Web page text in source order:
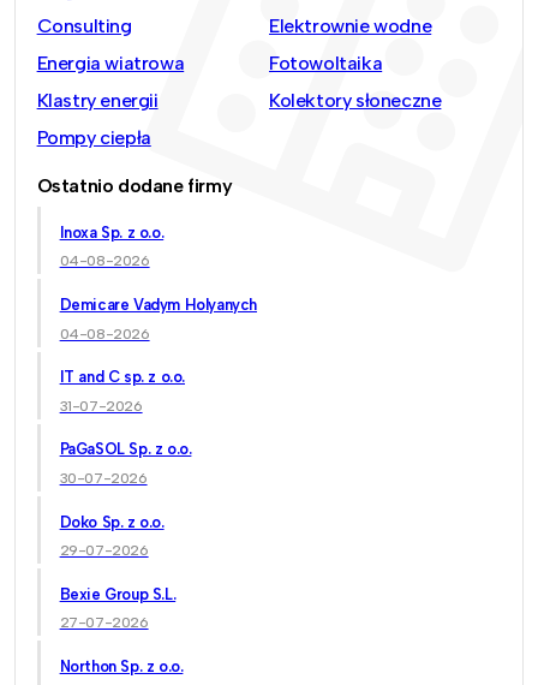
Consulting
Elektrownie wodne
Energia wiatrowa
Fotowoltaika
Klastry energii
Kolektory słoneczne
Pompy ciepła
Ostatnio dodane firmy
Inoxa Sp. z o.o.
04-08-2026
Demicare Vadym Holyanych
04-08-2026
IT and C sp. z o.o.
31-07-2026
PaGaSOL Sp. z o.o.
30-07-2026
Doko Sp. z o.o.
29-07-2026
Bexie Group S.L.
27-07-2026
Northon Sp. z o.o.